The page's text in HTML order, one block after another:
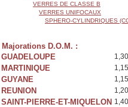
VERRES DE CLASSE B
VERRES UNIFOCAUX
SPHERO-CYLINDRIQUES
Majorations D.O.M. :
GUADELOUPE
MARTINIQUE
GUYANE
REUNION
SAINT-PIERRE-ET-MIQUELON